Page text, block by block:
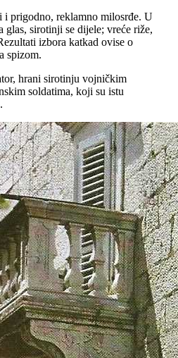
i prigodno, reklamno milosrđe. U
glas, sirotinji se dijele; vreće riže,
izbora katkad ovise o
spizom.
hrani sirotinju vojničkim
soldatima, koji su istu